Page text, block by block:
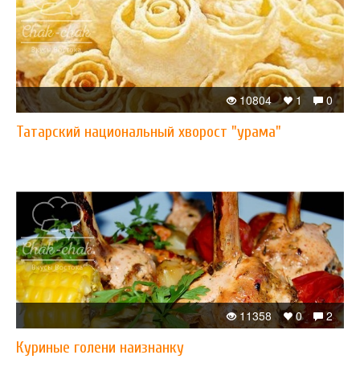
0
1
10804
Татарский национальный хворост "урама"
2
0
11358
Куриные голени наизнанку